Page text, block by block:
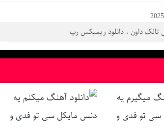
تالک داون ، دانلود ریمیکس رپ